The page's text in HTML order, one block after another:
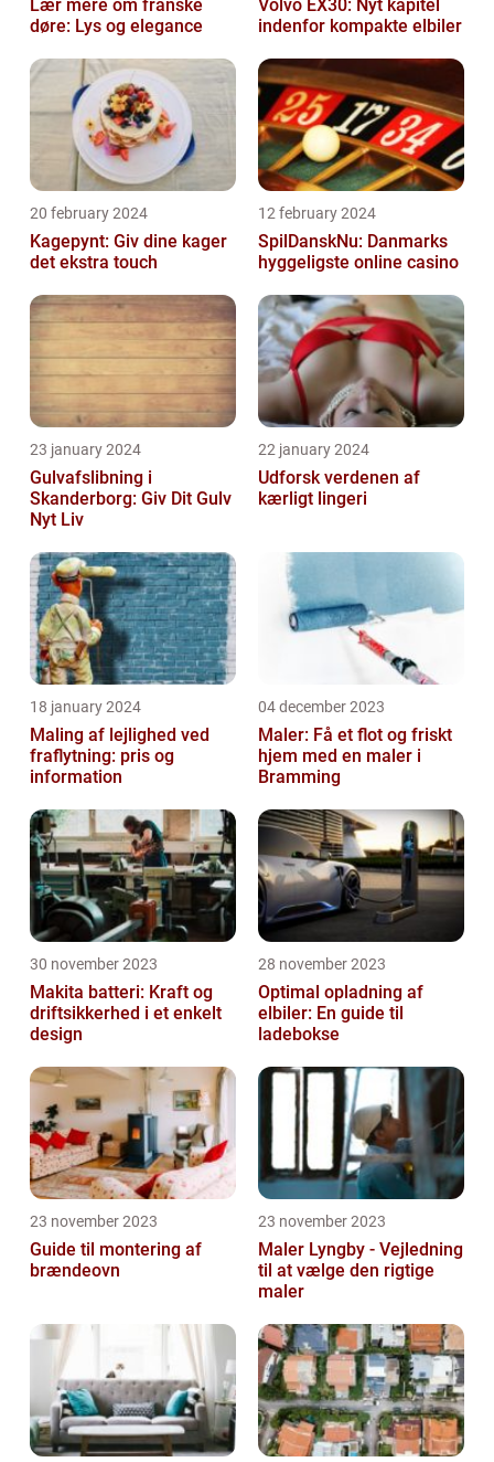
Lær mere om franske
døre: Lys og elegance
Volvo EX30: Nyt kapitel
indenfor kompakte elbiler
20 february 2024
Kagepynt: Giv dine kager
det ekstra touch
12 february 2024
SpilDanskNu: Danmarks
hyggeligste online casino
23 january 2024
Gulvafslibning i
Skanderborg: Giv Dit Gulv
Nyt Liv
22 january 2024
Udforsk verdenen af
kærligt lingeri
18 january 2024
Maling af lejlighed ved
fraflytning: pris og
information
04 december 2023
Maler: Få et flot og friskt
hjem med en maler i
Bramming
30 november 2023
Makita batteri: Kraft og
driftsikkerhed i et enkelt
design
28 november 2023
Optimal opladning af
elbiler: En guide til
ladebokse
23 november 2023
Guide til montering af
brændeovn
23 november 2023
Maler Lyngby - Vejledning
til at vælge den rigtige
maler